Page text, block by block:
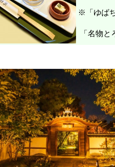
※「ゆば
「名物と